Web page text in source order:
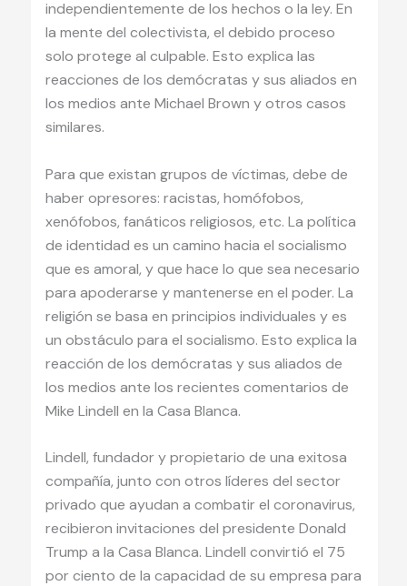
independientemente de los hechos o la ley. En
la mente del colectivista, el debido proceso
solo protege al culpable. Esto explica las
reacciones de los demócratas y sus aliados en
los medios ante Michael Brown y otros casos
similares.
Para que existan grupos de víctimas, debe de
haber opresores: racistas, homófobos,
xenófobos, fanáticos religiosos, etc. La política
de identidad es un camino hacia el socialismo
que es amoral, y que hace lo que sea necesario
para apoderarse y mantenerse en el poder. La
religión se basa en principios individuales y es
un obstáculo para el socialismo. Esto explica la
reacción de los demócratas y sus aliados de
los medios ante los recientes comentarios de
Mike Lindell en la Casa Blanca.
Lindell, fundador y propietario de una exitosa
compañía, junto con otros líderes del sector
privado que ayudan a combatir el coronavirus,
recibieron invitaciones del presidente Donald
Trump a la Casa Blanca. Lindell convirtió el 75
por ciento de la capacidad de su empresa para